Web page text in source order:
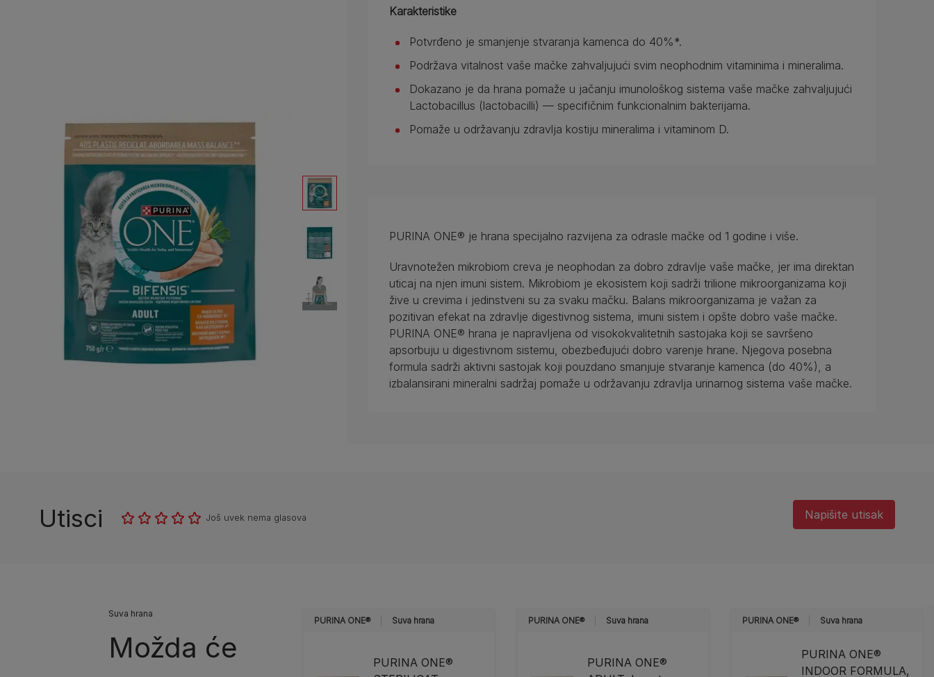
Karakteristike
Potvrđeno je smanjenje stvaranja kamenca do 40%*.
Podržava vitalnost vaše mačke zahvaljujući svim neophodnim vitaminima i mineralima.
Dokazano je da hrana pomaže u jačanju imunološkog sistema vaše mačke zahvaljujući
Lactobacillus (lactobacilli) — specifičnim funkcionalnim bakterijama.
Pomaže u održavanju zdravlja kostiju mineralima i vitaminom D.
PURINA ONE® je hrana specijalno razvijena za odrasle mačke od 1 godine i više.
Uravnotežen mikrobiom creva je neophodan za dobro zdravlje vaše mačke, jer ima direktan
uticaj na njen imuni sistem. Mikrobiom je ekosistem koji sadrži trilione mikroorganizama koji
žive u crevima i jedinstveni su za svaku mačku. Balans mikroorganizama je važan za
pozitivan efekat na zdravlje digestivnog sistema, imuni sistem i opšte dobro vaše mačke.
PURINA ONE® hrana je napravljena od visokokvalitetnih sastojaka koji se savršeno
apsorbuju u digestivnom sistemu, obezbeđujući dobro varenje hrane. Njegova posebna
formula sadrži aktivni sastojak koji pouzdano smanjuje stvaranje kamenca (do 40%), a
izbalansirani mineralni sadržaj pomaže u održavanju zdravlja urinarnog sistema vaše mačke.
Utisci Još uvek nema glasova Napišite utisak
Suva hrana
Možda će
PURINA ONE® Suva hrana
PURINA ONE®
PURINA ONE® Suva hrana
PURINA ONE®
PURINA ONE® Suva hrana
PURINA ONE®
INDOOR FORMULA,